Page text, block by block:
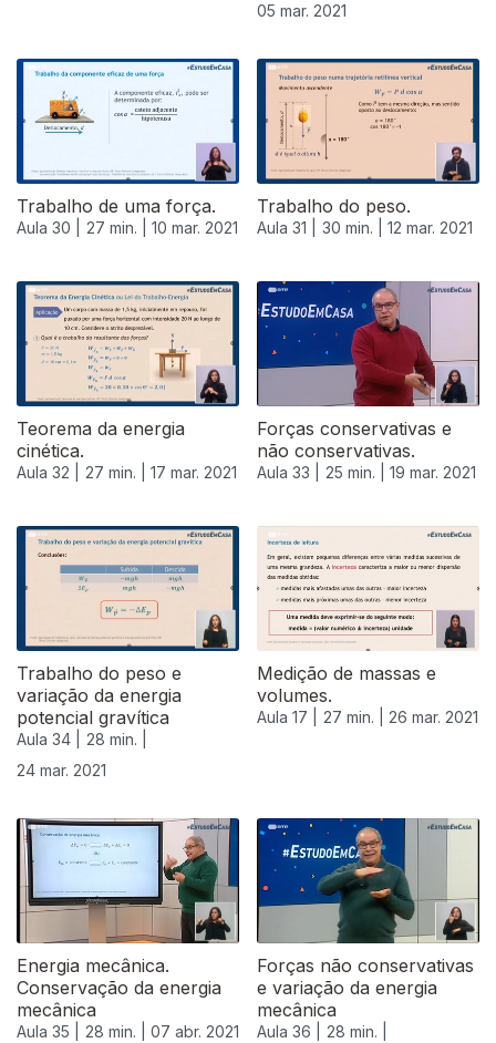
05 mar. 2021
Trabalho de uma força.
Aula 30 | 27 min. | 10 mar. 2021
Trabalho do peso.
Aula 31 | 30 min. | 12 mar. 2021
Teorema da energia
cinética.
Aula 32 | 27 min. | 17 mar. 2021
Forças conservativas e
não conservativas.
Aula 33 | 25 min. | 19 mar. 2021
Trabalho do peso e
variação da energia
potencial gravítica
Aula 34 |
28 min. |
24 mar. 2021
Medição de massas e
volumes.
Aula 17 | 27 min. | 26 mar. 2021
532943
Energia mecânica.
Conservação da energia
mecânica
Aula 35 | 28 min. | 07 abr. 2021
Forças não conservativas
e variação da energia
mecânica
Aula 36 |
28 min. |